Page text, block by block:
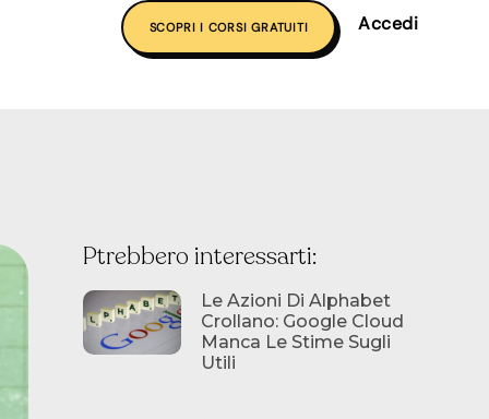
SCOPRI I CORSI GRATUITI Accedi
Ptrebbero interessarti:
Le Azioni Di Alphabet
Crollano: Google Cloud
Manca Le Stime Sugli
Utili